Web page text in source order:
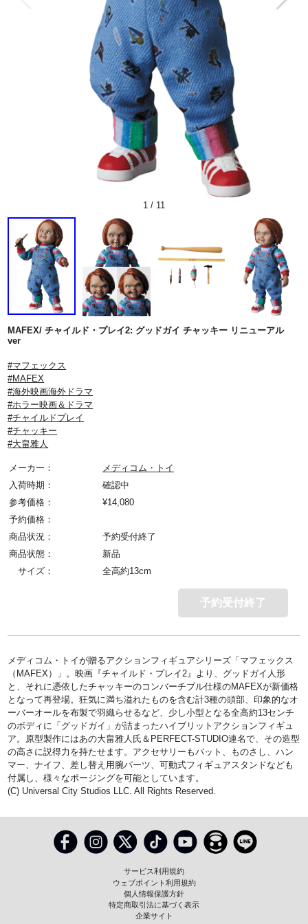
1 / 11
MAFEX/ チャイルド・プレイ2: グッドガイ チャッキー リニューアル
ver
#マフェックス
#MAFEX
#海外映画海外ドラマ
#ホラー映画＆ドラマ
#チャイルドプレイ
#チャッキー
#大畠雅人
メーカー：
メディコム・トイ
入荷時期：
確認中
参考価格：
¥14,080
予約価格：
商品状況：
予約受付終了
商品状態：
新品
サイズ：
全高約13cm
予約受付終了
メディコム・トイが贈るアクションフィギュアシリーズ「マフェックス
（MAFEX）」。映画『チャイルド・プレイ2』より、グッドガイ人形
と、それに憑依したチャッキーのコンバーチブル仕様のMAFEXが新価格
となって再登場。狂気に満ち溢れたものを含む計3種の頭部、印象的なオ
ーバーオールを布製で羽織らせるなど、少し小型となる全高約13センチ
のボディに「グッドガイ」が詰まったハイブリットアクションフィギュ
ア。原型製作にはあの大畠雅人氏＆PERFECT-STUDIO連名で、その造型
の高さに説得力を持たせます。アクセサリーもバット、ものさし、ハン
マー、ナイフ、差し替え用腕パーツ、可動式フィギュアスタンドなども
付属し、様々なポージングを可能としています。
(C) Universal City Studios LLC. All Rights Reserved.
サービス利用規約
ウェブポイント利用規約
個人情報保護方針
特定商取引法に基づく表示
企業サイト